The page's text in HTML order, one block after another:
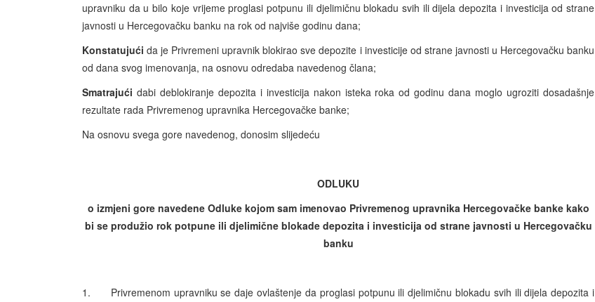
upravniku da u bilo koje vrijeme proglasi potpunu ili djelimičnu blokadu svih ili dijela depozita i investicija od strane
javnosti u Hercegovačku banku na rok od najviše godinu dana;
Konstatujući da je Privremeni upravnik blokirao sve depozite i investicije od strane javnosti u Hercegovačku banku
od dana svog imenovanja, na osnovu odredaba navedenog člana;
Smatrajući dabi deblokiranje depozita i investicija nakon isteka roka od godinu dana moglo ugroziti dosadašnje
rezultate rada Privremenog upravnika Hercegovačke banke;
Na osnovu svega gore navedenog, donosim slijedeću
ODLUKU
o izmjeni gore navedene Odluke kojom sam imenovao Privremenog upravnika Hercegovačke banke kako
bi se produžio rok potpune ili djelimične blokade depozita i investicija od strane javnosti u Hercegovačku
banku
1. Privremenom upravniku se daje ovlaštenje da proglasi potpunu ili djelimičnu blokadu svih ili dijela depozita i